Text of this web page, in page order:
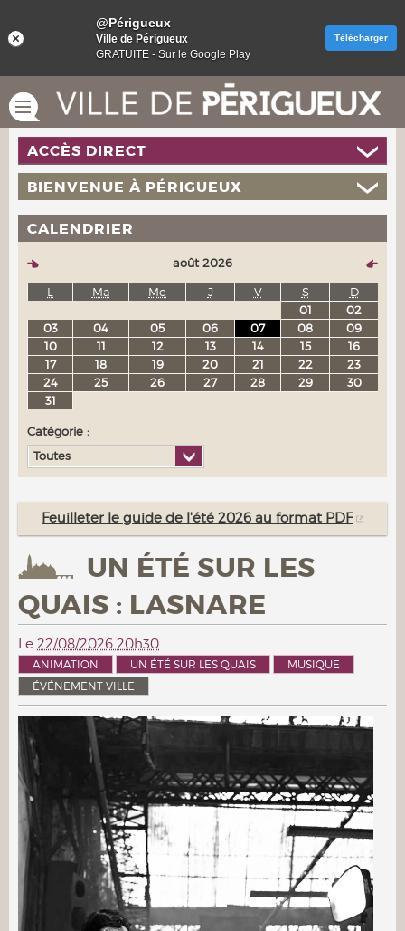
Feuilleter le guide de l'été 2026 au format PDF
UN ÉTÉ SUR LES
QUAIS : LASNARE
Le 22/08/2026 20h30
ANIMATION UN ÉTÉ SUR LES QUAIS
MUSIQUE
ÉVÉNEMENT VILLE
ACCÈS DIRECT
BIENVENUE À PÉRIGUEUX
CALENDRIER
août 2026
L
Ma Me J V S
D
01
02
03
04 05 06 07 08
09
10
11 12 13 14 15
16
17
18 19 20 21 22
23
24
25 26 27 28 29
30
31
Catégorie :
Toutes
@Périgueux
Ville de Périgueux
GRATUITE - Sur le Google Play
Télécharger